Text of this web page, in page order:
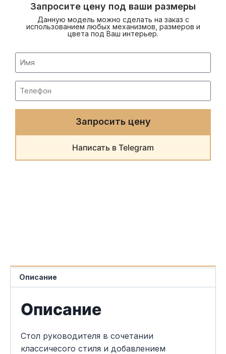
Запросите цену под ваши размеры
Данную модель можно сделать на заказ с
использованием любых механизмов, размеров и
цвета под Ваш интерьер.
Запросить цену
Написать в Telegram
Описание
Описание
Стол руководителя в сочетании
классичесого стиля и добавлением